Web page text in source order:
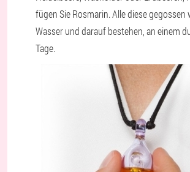
fügen Sie Rosmarin. Alle diese gegossen
Wasser und darauf bestehen, an einem
Tage.